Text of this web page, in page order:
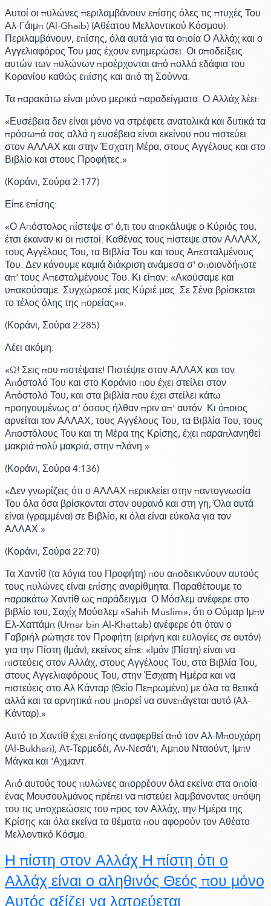
Αυτοί οι πυλώνες περιλαμβάνουν επίσης όλες τις πτυχές Του
Αλ-Γάιμπ(Αl-Ghaib)(Αθέατου Μελλοντικού Κόσμου).
Περιλαμβάνουν, επίσης, όλα αυτά για τα οποία Ο Αλλάχ και ο
Αγγελιαφόρος Του μας έχουν ενημερώσει. Οι αποδείξεις
αυτών των πυλώνων προέρχονται από πολλά εδάφια του
Κορανίου καθώς επίσης και από τη Σούννα.
Τα παρακάτω είναι μόνο μερικά παραδείγματα.Ο Αλλάχ λέει:
«Ευσέβεια δεν είναι μόνο να στρέφετε ανατολικά και δυτικά τα
πρόσωπά σας αλλά η ευσέβεια είναι εκείνου που πιστεύει
στον ΑΛΛΑΧ και στην Έσχατη Μέρα, στους Αγγέλους και στο
Βιβλίο και στους Προφήτες.»
(Κοράνι,Σούρα 2:177)
Είπε επίσης:
«Ο Απόστολος πίστεψε σ' ό,τι του αποκάλυψε ο Κύριός του,
έτσι έκαναν κι οι πιστοί. Καθένας τους πίστεψε στον ΑΛΛΑΧ,
τους Αγγέλους Του, τα Βιβλία Του και τους Απεσταλμένους
Του. Δεν κάνουμε καμιά διάκριση ανάμεσα σ' οποιονδήποτε
απ' τους Απεσταλμένους Του. Κι είπαν: «Ακούσαμε και
υπακούσαμε. Συγχώρεσέ μας Κύριέ μας. Σε Σένα βρίσκεται
το τέλος όλης της πορείας»».
(Κοράνι,Σούρα 2:285)
Λέει ακόμη:
«Ω! Σεις που πιστέψατε! Πιστέψτε στον ΑΛΛΑΧ και τον
Απόστολό Του και στο Κοράνιο που έχει στείλει στον
Απόστολό Του, και στα βιβλία που έχει στείλει κάτω
προηγουμένως σ' όσους ήλθαν πριν απ' αυτόν. Κι όποιος
αρνείται τον ΑΛΛΑΧ, τους Αγγέλους Του, τα Βιβλία Του, τους
Αποστόλους Του και τη Μέρα της Κρίσης, έχει παραπλανηθεί
μακριά πολύ μακριά, στην πλάνη.»
(Κοράνι,Σούρα 4:136)
«Δεν γνωρίζεις ότι ο ΑΛΛΑΧ περικλείει στην παντογνωσία
Του όλα όσα βρίσκονται στον ουρανό και στη γη; Όλα αυτά
είναι (γραμμένα)σε Βιβλίο, κι όλα είναι εύκολα για τον
ΑΛΛΑΧ.»
(Κοράνι,Σούρα 22:70)
Τα Χαντίθ (τα λόγια του Προφήτη)που αποδεικνύουν αυτούς
τους πυλώνες είναι επίσης αναρίθμητα. Παραθέτουμε το
παρακάτω Χαντίθ ως παράδειγμα. Ο Μόσλεμ ανέφερε στο
βιβλίο του, Σαχίχ Μούσλεμ «Sahih Muslim», ότι ο Ούμαρ Ιμπν
Ελ-Χαττάμπ(Umar bin Al-Khattab)ανέφερε ότι όταν ο
Γαβριήλ ρώτησε τον Προφήτη (ειρήνη και ευλογίες σε αυτόν)
για την Πίστη (Ιμάν),εκείνος είπε: «Ιμάν(Πίστη)είναι να
πιστεύεις στον Αλλάχ, στους Αγγέλους Του, στα Βιβλία Του,
στους Αγγελιαφόρους Του, στην Έσχατη Ημέρα και να
πιστεύεις στο Αλ Κάνταρ(Θείο Πεπρωμένο)με όλα τα θετικά
αλλά και τα αρνητικά που μπορεί να συνεπάγεται αυτό(Αλ-
Κάνταρ).»
Αυτό το Χαντίθ έχει επίσης αναφερθεί από τον Αλ-Μπουχάρη
(Αl-Bukhari), Ατ-Τερμεδέι, Αν-Νεσά'ι, Αμπου Νταούντ, Ιμπν
Μάγκα και 'Αχμαντ.
Από αυτούς τους πυλώνες απορρέουν όλα εκείνα στα οποία
ένας Μουσουλμάνος πρέπει να πιστεύει λαμβάνοντας υπόψη
του τις υποχρεώσεις του προς τον Αλλάχ, την Ημέρα της
Κρίσης και όλα εκείνα τα θέματα που αφορούν τον Αθέατο
Μελλοντικό Κόσμο.
Η πίστη στον Αλλάχ Η πίστη ότι ο
Αλλάχ είναι ο αληθινός Θεός που μόνο